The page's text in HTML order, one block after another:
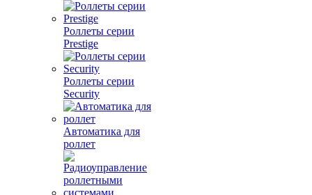
Роллеты серии
Prestige
Роллеты серии
Security
Автоматика для
роллет